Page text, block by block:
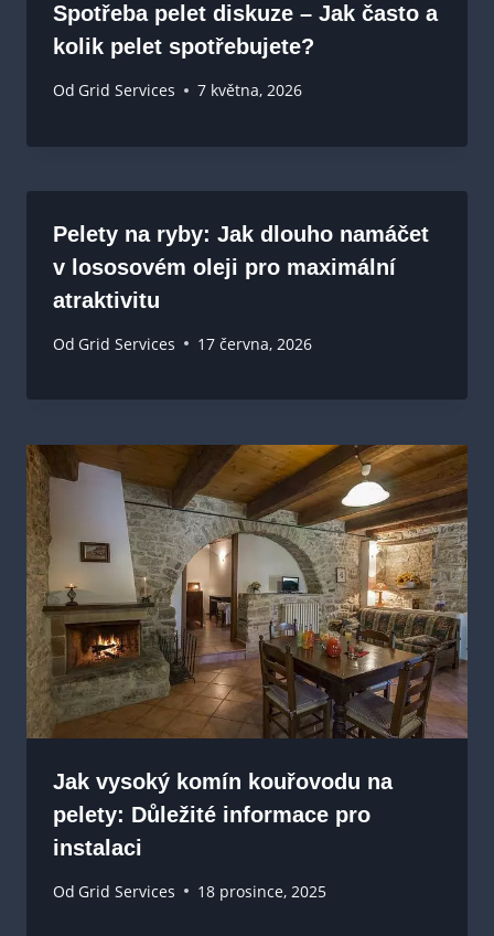
Spotřeba pelet diskuze – Jak často a
kolik pelet spotřebujete?
Od Grid Services 7 května, 2026
Pelety na ryby: Jak dlouho namáčet
v lososovém oleji pro maximální
atraktivitu
Od Grid Services 17 června, 2026
Jak vysoký komín kouřovodu na
pelety: Důležité informace pro
instalaci
Od Grid Services 18 prosince, 2025